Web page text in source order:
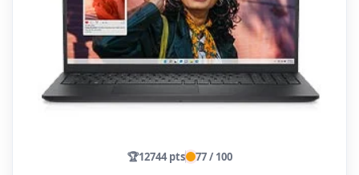
🏆12744 pts 77 / 100